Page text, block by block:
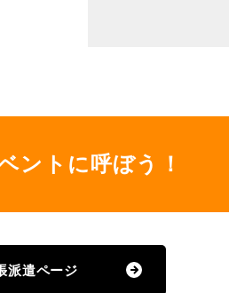
ントに呼ぼう！
派遣ページ